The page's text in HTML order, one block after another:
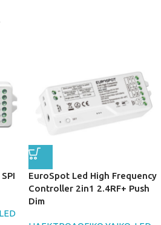
LED
EuroSpot Led High Frequency
Controller 2in1 2.4RF+ Push
Dim